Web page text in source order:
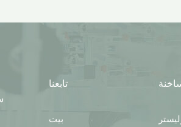
تابعنا
بيت